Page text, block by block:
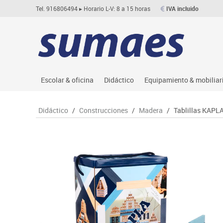
Tel. 916806494▸ Horario L-V: 8 a 15 horas IVA incluido
Escolar & oficina
Archivo
Informática
Manualidades
Material escolar
Plastifica, encuaderna, destruye
Didáctico
Asociación y atención
Espacios exteriores
Espacios multisensoriales
Juegos heurísticos
Juegos de mesa
Juegos simbólicos
Equipamiento &
Aulas entornos naturales
Muebles escolares
Percheros, baldas y
Pizarras, vitrinas y
Sillas, bancos y taburetes
Didáctico / Construcciones / Madera / Tablillas